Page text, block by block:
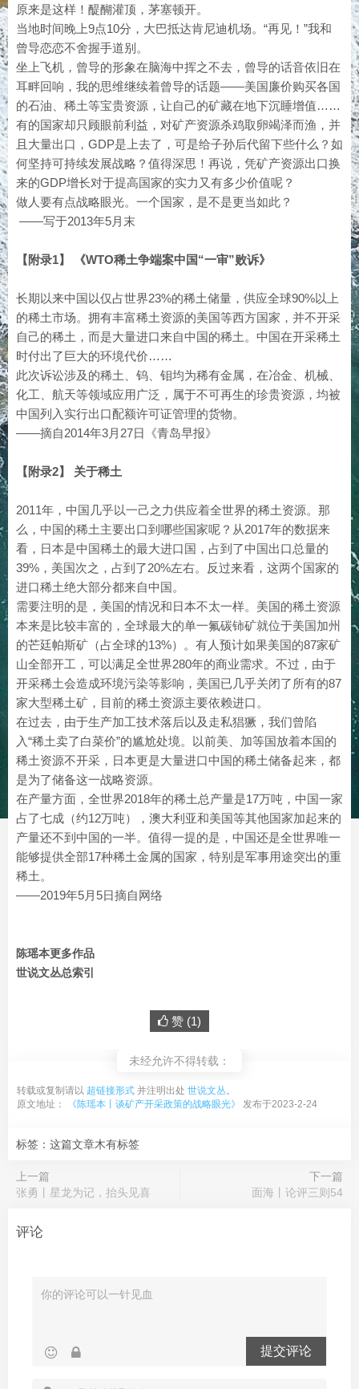
原来是这样！醍醐灌顶，茅塞顿开。
当地时间晚上9点10分，大巴抵达肯尼迪机场。“再见！”我和
曾导恋恋不舍握手道别。
坐上飞机，曾导的形象在脑海中挥之不去，曾导的话音依旧在
耳畔回响，我的思维继续着曾导的话题——美国廉价购买各国
的石油、稀土等宝贵资源，让自己的矿藏在地下沉睡增值……
有的国家却只顾眼前利益，对矿产资源杀鸡取卵竭泽而渔，并
且大量出口，GDP是上去了，可是给子孙后代留下些什么？如
何坚持可持续发展战略？值得深思！再说，凭矿产资源出口换
来的GDP增长对于提高国家的实力又有多少价值呢？
做人要有点战略眼光。一个国家，是不是更当如此？
——写于2013年5月末
【附录1】 《WTO稀土争端案中国“一审”败诉》
长期以来中国以仅占世界23%的稀土储量，供应全球90%以上
的稀土市场。拥有丰富稀土资源的美国等西方国家，并不开采
自己的稀土，而是大量进口来自中国的稀土。中国在开采稀土
时付出了巨大的环境代价……
此次诉讼涉及的稀土、钨、钼均为稀有金属，在冶金、机械、
化工、航天等领域应用广泛，属于不可再生的珍贵资源，均被
中国列入实行出口配额许可证管理的货物。
——摘自2014年3月27日《青岛早报》
【附录2】 关于稀土
2011年，中国几乎以一己之力供应着全世界的稀土资源。那
么，中国的稀土主要出口到哪些国家呢？从2017年的数据来
看，日本是中国稀土的最大进口国，占到了中国出口总量的
39%，美国次之，占到了20%左右。反过来看，这两个国家的
进口稀土绝大部分都来自中国。
需要注明的是，美国的情况和日本不太一样。美国的稀土资源
本来是比较丰富的，全球最大的单一氟碳铈矿就位于美国加州
的芒廷帕斯矿（占全球的13%）。有人预计如果美国的87家矿
山全部开工，可以满足全世界280年的商业需求。不过，由于
开采稀土会造成环境污染等影响，美国已几乎关闭了所有的87
家大型稀土矿，目前的稀土资源主要依赖进口。
在过去，由于生产加工技术落后以及走私猖獗，我们曾陷
入“稀土卖了白菜价”的尴尬处境。以前美、加等国放着本国的
稀土资源不开采，日本更是大量进口中国的稀土储备起来，都
是为了储备这一战略资源。
在产量方面，全世界2018年的稀土总产量是17万吨，中国一家
占了七成（约12万吨），澳大利亚和美国等其他国家加起来的
产量还不到中国的一半。值得一提的是，中国还是全世界唯一
能够提供全部17种稀土金属的国家，特别是军事用途突出的重
稀土。
——2019年5月5日摘自网络
陈瑶本更多作品
世说文丛总索引
赞 (1)
未经允许不得转载：
转载或复制请以 超链接形式 并注明出处 世说文丛。
原文地址：
《陈瑶本丨谈矿产开采政策的战略眼光》 发布于2023-2-24
标签：这篇文章木有标签
上一篇
张勇丨星龙为记，抬头见喜
下一篇
面海丨论评三则54
评论
提交评论